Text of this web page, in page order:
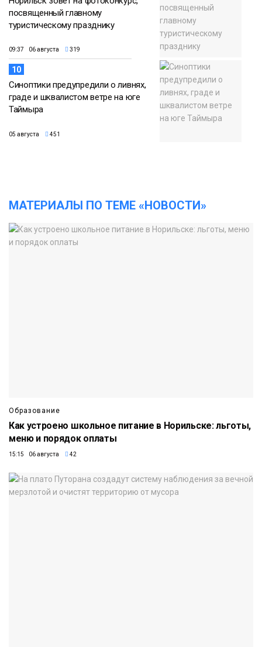
посвященный главному
туристическому празднику
09:37 06 августа 319
10
Синоптики предупредили о ливнях,
граде и шквалистом ветре на юге
Таймыра
05 августа 451
МАТЕРИАЛЫ ПО ТЕМЕ «НОВОСТИ»
Образование
Как устроено школьное питание в Норильске: льготы,
меню и порядок оплаты
15:15 06 августа 42